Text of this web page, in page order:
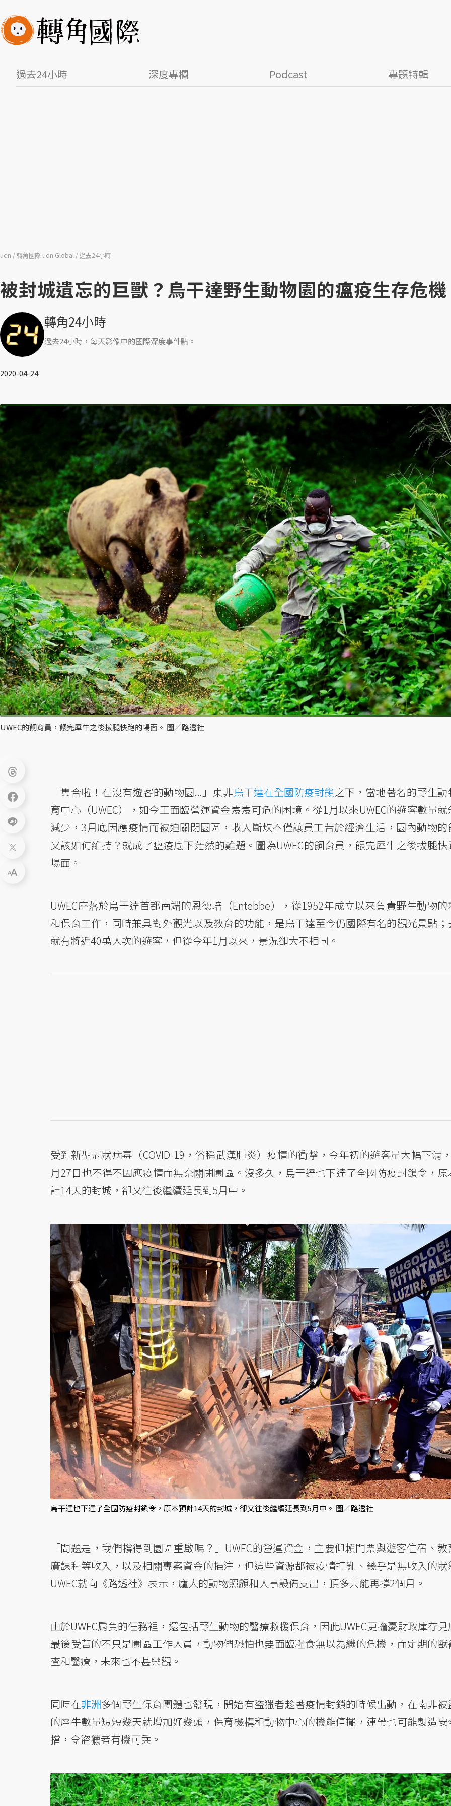
過去24小時 深度專欄 Podcast 專題特輯
udn 轉角國際 udn Global 過去24小時
被封城遺忘的巨獸？烏干達野生動物園的瘟疫生存危機
轉角24小時
過去24小時，每天影像中的國際深度事件點。
2020-04-24
UWEC的飼育員，餵完犀牛之後拔腿快跑的場面。 圖／路透社
「集合啦！在沒有遊客的動物園...」東非烏干達在全國防疫封鎖之下，當地著名的野生動
育中心（UWEC），如今正面臨營運資金岌岌可危的困境。從1月以來UWEC的遊客數量就
減少，3月底因應疫情而被迫關閉園區，收入斷炊不僅讓員工苦於經濟生活，園內動物的
又該如何維持？就成了瘟疫底下茫然的難題。圖為UWEC的飼育員，餵完犀牛之後拔腿快
場面。
UWEC座落於烏干達首都南端的恩德培（Entebbe），從1952年成立以來負責野生動物的
和保育工作，同時兼具對外觀光以及教育的功能，是烏干達至今仍國際有名的觀光景點；
就有將近40萬人次的遊客，但從今年1月以來，景況卻大不相同。
受到新型冠狀病毒（COVID-19，俗稱武漢肺炎）疫情的衝擊，今年初的遊客量大幅下滑
月27日也不得不因應疫情而無奈關閉園區。沒多久，烏干達也下達了全國防疫封鎖令，原
計14天的封城，卻又往後繼續延長到5月中。
烏干達也下達了全國防疫封鎖令，原本預計14天的封城，卻又往後繼續延長到5月中。 圖／路透社
「問題是，我們撐得到園區重啟嗎？」UWEC的營運資金，主要仰賴門票與遊客住宿、教
廣課程等收入，以及相關專案資金的挹注，但這些資源都被疫情打亂、幾乎是無收入的狀
UWEC就向《路透社》表示，龐大的動物照顧和人事設備支出，頂多只能再撐2個月。
由於UWEC肩負的任務裡，還包括野生動物的醫療救援保育，因此UWEC更擔憂財政庫存見
最後受苦的不只是園區工作人員，動物們恐怕也要面臨糧食無以為繼的危機，而定期的獸
查和醫療，未來也不甚樂觀。
同時在非洲多個野生保育團體也發現，開始有盜獵者趁著疫情封鎖的時候出動，在南非被
的犀牛數量短短幾天就增加好幾頭，保育機構和動物中心的機能停擺，連帶也可能製造安
擋，令盜獵者有機可乘。